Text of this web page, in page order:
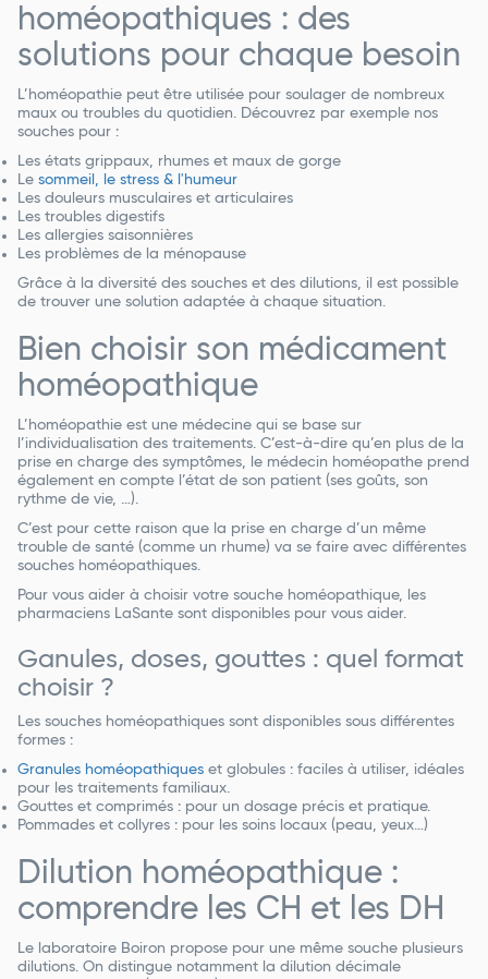
homéopathiques : des
solutions pour chaque besoin
L’homéopathie peut être utilisée pour soulager de nombreux
maux ou troubles du quotidien. Découvrez par exemple nos
souches pour :
Les états grippaux, rhumes et maux de gorge
Le sommeil, le stress & l'humeur
Les douleurs musculaires et articulaires
Les troubles digestifs
Les allergies saisonnières
Les problèmes de la ménopause
Grâce à la diversité des souches et des dilutions, il est possible
de trouver une solution adaptée à chaque situation.
Bien choisir son médicament
homéopathique
L’homéopathie est une médecine qui se base sur
l’individualisation des traitements. C’est-à-dire qu’en plus de la
prise en charge des symptômes, le médecin homéopathe prend
également en compte l’état de son patient (ses goûts, son
rythme de vie, …).
C’est pour cette raison que la prise en charge d’un même
trouble de santé (comme un rhume) va se faire avec différentes
souches homéopathiques.
Pour vous aider à choisir votre souche homéopathique, les
pharmaciens LaSante sont disponibles pour vous aider.
Ganules, doses, gouttes : quel format
choisir ?
Les souches homéopathiques sont disponibles sous différentes
formes :
Granules homéopathiques et globules : faciles à utiliser, idéales
pour les traitements familiaux.
Gouttes et comprimés : pour un dosage précis et pratique.
Pommades et collyres : pour les soins locaux (peau, yeux…)
Dilution homéopathique :
comprendre les CH et les DH
Le laboratoire Boiron propose pour une même souche plusieurs
dilutions. On distingue notamment la dilution décimale